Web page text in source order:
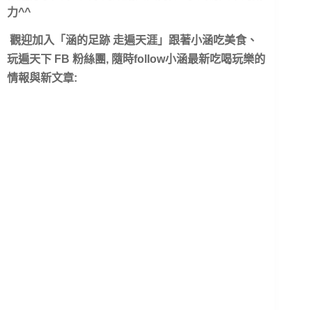
力^^
觀迎加入「涵的足跡 走遍天涯」跟著小涵吃美食、
玩遍天下 FB 粉絲團, 隨時follow小涵最新吃喝玩樂的
情報與新文章: